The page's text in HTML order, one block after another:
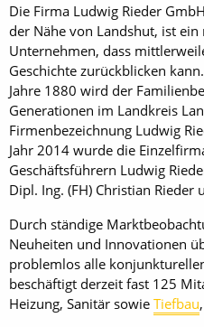
Die Firma Ludwig Rieder
der Nähe von Landshut, ist
Unternehmen, dass
Geschichte zurückblicken
Jahre 1880 wird der
Generationen im Landkreis
Firmenbezeichnung Ludwig
Jahr 2014 wurde die
Geschäftsführern Ludwig
Dipl. Ing. (FH) Christian Rieder
Durch ständige
Neuheiten und Innovationen
problemlos alle
beschäftigt derzeit fast 125
Heizung, Sanitär sowie Tiefbau